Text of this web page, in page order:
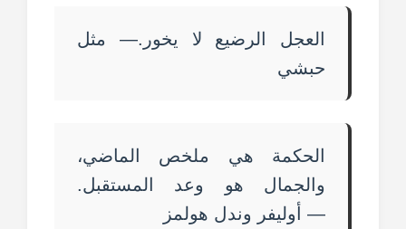
العجل الرضيع لا يخور.— مثل
حبشي
الحكمة هي ملخص الماضي،
والجمال هو وعد المستقبل.
— أوليفر وندل هولمز